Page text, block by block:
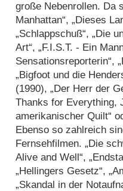
große Nebenrollen. Da
Manhattan“, „Dieses
„Schlappschuß“, „Die
Art“, „F.I.S.T. - Ein
Sensationsreporterin“,
„Bigfoot und die
(1990), „Der Herr der
Thanks for Everything,
amerikanischer Quilt“
Ebenso so zahlreich
Fernsehfilmen. „Die
Alive and Well“,
„Hellingers Gesetz“,
„Skandal in der